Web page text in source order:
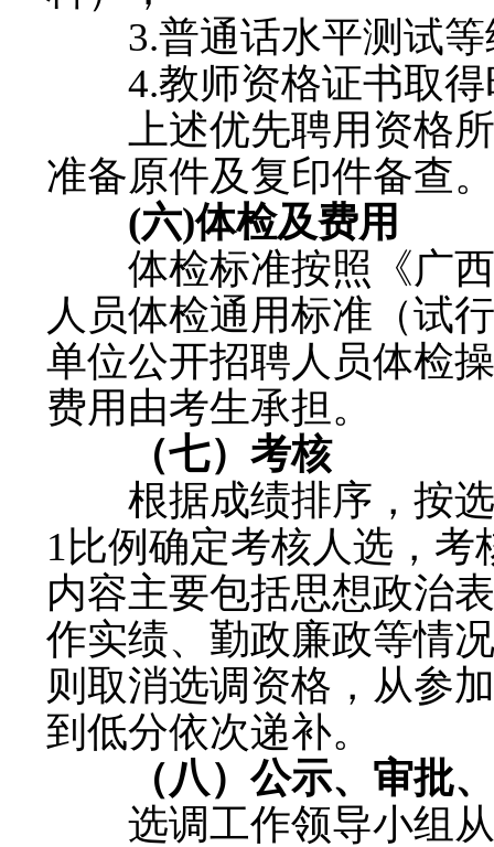
3.普通话水平测试等
4.教师资格证书取得
上述优先聘用资格所
准备原件及复印件备查。
(六)体检及费用
体检标准按照《广西
人员体检通用标准（试
单位公开招聘人员体检
费用由考生承担。
（七）考核
根据成绩排序，按选
1比例确定考核人选，考
内容主要包括思想政治
作实绩、勤政廉政等情
则取消选调资格，从参
到低分依次递补。
（八）公示、审批
选调工作领导小组从